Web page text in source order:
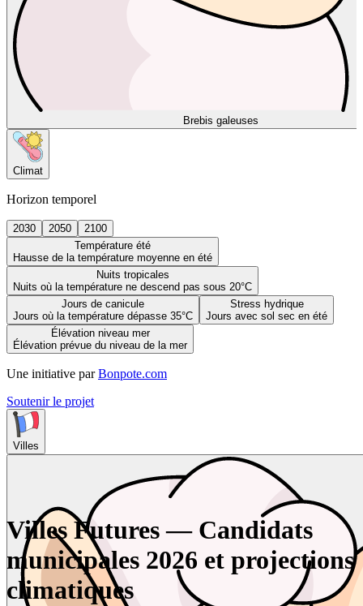
Brebis galeuses
Climat
Horizon temporel
2030 2050
2100
Température été
Hausse de la température moyenne en été
Nuits tropicales
Nuits où la température ne descend pas sous 20°C
Jours de canicule
Jours où la température dépasse 35°C
Stress hydrique
Jours avec sol sec en été
Élévation niveau mer
Élévation prévue du niveau de la mer
Une initiative par Bonpote.com
Soutenir le projet
Villes
Villes Futures — Candidats
municipales 2026 et projections
climatiques